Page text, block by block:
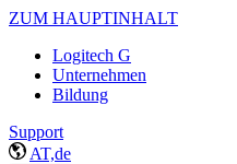
ZUM HAUPTINHALT
Logitech G
Unternehmen
Bildung
Support
AT,de